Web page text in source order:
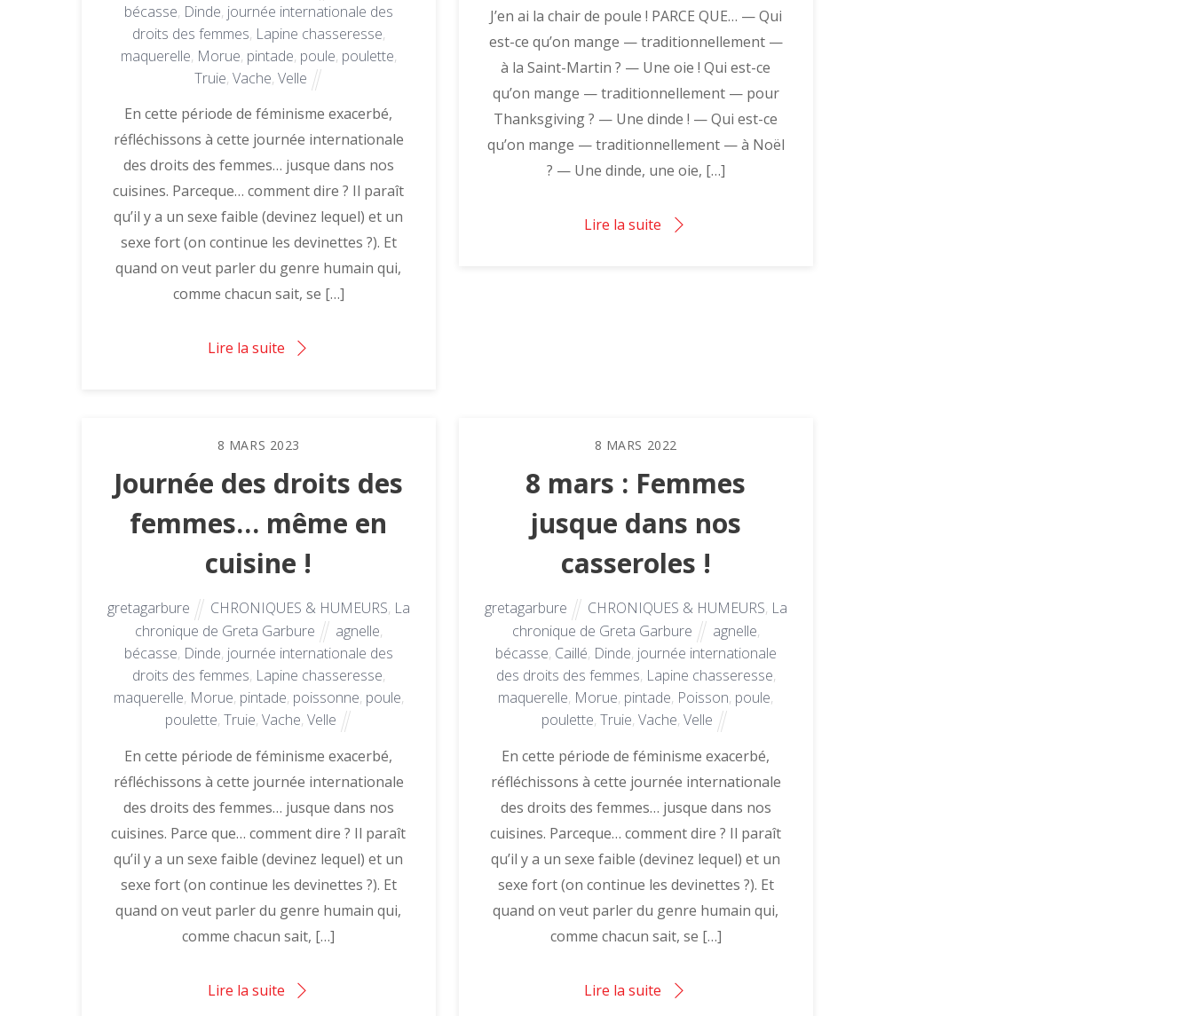
bécasse, Dinde, journée internationale des
droits des femmes, Lapine chasseresse,
maquerelle, Morue, pintade, poule, poulette,
Truie, Vache, Velle
En cette période de féminisme exacerbé,
réfléchissons à cette journée internationale
des droits des femmes… jusque dans nos
cuisines. Parceque… comment dire ? Il paraît
qu’il y a un sexe faible (devinez lequel) et un
sexe fort (on continue les devinettes ?). Et
quand on veut parler du genre humain qui,
comme chacun sait, se […]
Lire la suite
J’en ai la chair de poule ! PARCE QUE… — Qui
est-ce qu’on mange — traditionnellement —
à la Saint-Martin ? — Une oie ! Qui est-ce
qu’on mange — traditionnellement — pour
Thanksgiving ? — Une dinde ! — Qui est-ce
qu’on mange — traditionnellement — à Noël
? — Une dinde, une oie, […]
Lire la suite
8 MARS 2023
Journée des droits des
femmes… même en
cuisine !
gretagarbure CHRONIQUES & HUMEURS, La
chronique de Greta Garbure
agnelle,
bécasse, Dinde, journée internationale des
droits des femmes, Lapine chasseresse,
maquerelle, Morue, pintade, poissonne, poule,
poulette, Truie, Vache, Velle
En cette période de féminisme exacerbé,
réfléchissons à cette journée internationale
des droits des femmes… jusque dans nos
cuisines. Parce que… comment dire ? Il paraît
qu’il y a un sexe faible (devinez lequel) et un
sexe fort (on continue les devinettes ?). Et
quand on veut parler du genre humain qui,
comme chacun sait, […]
Lire la suite
8 MARS 2022
8 mars : Femmes
jusque dans nos
casseroles !
gretagarbure CHRONIQUES & HUMEURS, La
chronique de Greta Garbure
agnelle,
bécasse, Caillé, Dinde, journée internationale
des droits des femmes, Lapine chasseresse,
maquerelle, Morue, pintade, Poisson, poule,
poulette,Truie,Vache,Velle
En cette période de féminisme exacerbé,
réfléchissons à cette journée internationale
des droits des femmes… jusque dans nos
cuisines. Parceque… comment dire ? Il paraît
qu’il y a un sexe faible (devinez lequel) et un
sexe fort (on continue les devinettes ?). Et
quand on veut parler du genre humain qui,
comme chacun sait, se […]
Lire la suite